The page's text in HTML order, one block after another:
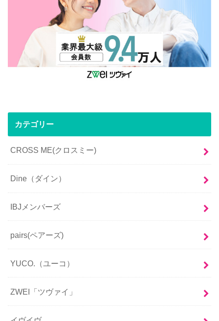
カテゴリー
CROSS ME(クロスミー)
Dine（ダイン）
IBJメンバーズ
pairs(ペアーズ)
YUCO.（ユーコ）
ZWEI「ツヴァイ」